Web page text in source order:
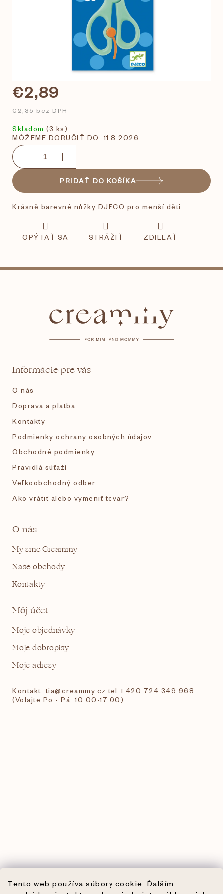
Tento web používa súbory cookie. Ďalším
€2,89
€2,35 bez DPH
Skladom (3 ks)
MÔŽEME DORUČIŤ DO: 11.8.2026
PRIDAŤ DO KOŠÍKA
Krásně barevné nůžky DJECO pro menší děti.
OPÝTAŤ SA STRÁŽIŤ ZDIEĽAŤ
Informácie pre vás
O nás
Doprava a platba
Kontakty
Podmienky ochrany osobných údajov
Obchodné podmienky
Pravidlá súťaží
Veľkoobchodný odber
Ako vrátiť alebo vymeniť tovar?
O nás
My sme Creammy
Naše obchody
Kontakty
Môj účet
Moje objednávky
Moje dobropisy
Moje adresy
Kontakt: tia@creammy.cz tel:+420 724 349 968
(Volajte Po - Pá: 10:00-17:00)